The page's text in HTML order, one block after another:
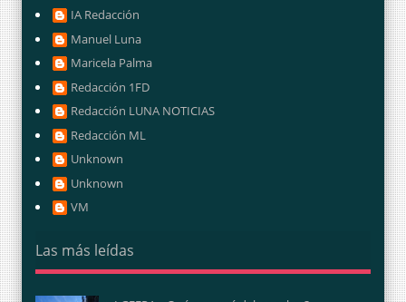
IA Redacción
Manuel Luna
Maricela Palma
Redacción 1FD
Redacción LUNA NOTICIAS
Redacción ML
Unknown
Unknown
VM
Las más leídas